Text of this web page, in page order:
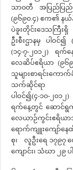
သာ၀တီ အပြည်ပြ
(၉၆၉၀.၄) ဧက၏ နယ်
ပဲခူးတိုင်းဒေသကြီ
ဦးစီးဌာနမှ ပါဝင်
(၁၄-၇-၂၀၁၂) ရက်
လေဆိပ်ဧရိယာ (၉၆
သူများစာရင်းက
သက်ဆိုင်ရာ ဌာန
ပါဝင်၍(၄-၁၀-၂၀၁
ရက်နေ့တွင် ဆောင်
လေယာဉ်ကွင်းဧရိယာအ
ရောက်ကျူးကျော်နေ
စု၊ လူဦးရေ ၁၇၉၇
ကျောင်း၊ သံဃာ ၂၉